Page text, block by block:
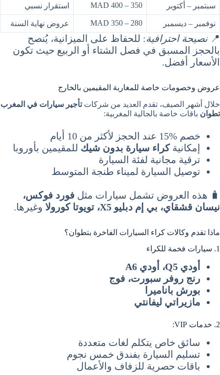
سبتمبر – أكتوبر 350 – 400 MAD استقرار نسبي
نوفمبر – ديسمبر 280 – 350 MAD عروض نهاية السنة
📍 نصيحة احترافية: للحفاظ على الميزانية، يُنصح
بالحجز المسبق في فصل الشتاء أو الربيع حيث تكون
الأسعار أفضل.
عروض وخصومات خاصة للمغاربة المقيمين بالخارج
خلال أشهر الصيف، تقدم العديد من شركاتتأجير سيارات في المغرب
تطوان باقات خاصة بالجالية المغربية:
خصم %15 عند الحجز لأكثر من 10 أيام
إمكانيةكراء سيارة بدون شيك للمقيمين بأوروبا
ترقية مجانية لفئة السيارة
توصيل السيارة لميناء طنجة المتوسط
🧳 هذه العروض تشمل سيارات مثل فورد فوكس،
نيسان قشقاي، بي إم دبليو X5، تويوتا كورولا
وغيرها.
ماذا تقدم وكالات كراء السيارات الفاخرة بتطوان؟
1. سيارات فخمة للكراء
أودي Q5، أودي A6
رنج روفر سبورت، فوج
بورش باناميرا
مازيراتي ليفانتي
2. خدمات VIP:
سائق خاص يتكلم لغات متعددة
تسليم السيارة بفندق خمس نجوم
باقات حصرية للزفاف والأعمال